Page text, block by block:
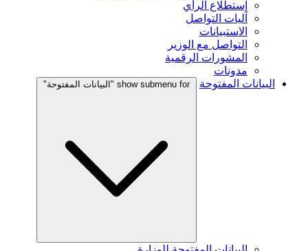
إستطلاع الرأي
آليات التواصل
الاستبيانات
التواصل مع الوزير
المشورات الرقمية
مدونات
البيانات المفتوحة
show submenu for "البيانات المفتوحة"